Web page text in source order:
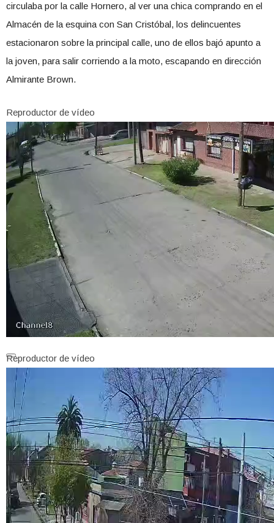
circulaba por la calle Hornero, al ver una chica comprando en el
Almacén de la esquina con San Cristóbal, los delincuentes
estacionaron sobre la principal calle, uno de ellos bajó apunto a
la joven, para salir corriendo a la moto, escapando en dirección
Almirante Brown.
Reproductor de vídeo
00:00
00:00
01:58
Reproductor de vídeo